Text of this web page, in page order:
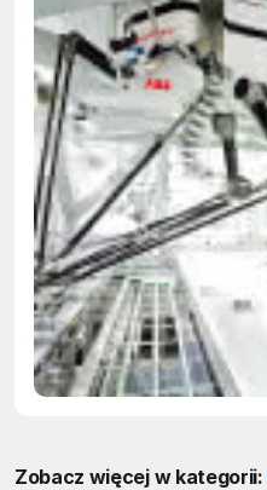
Zobacz więcej w kategorii: